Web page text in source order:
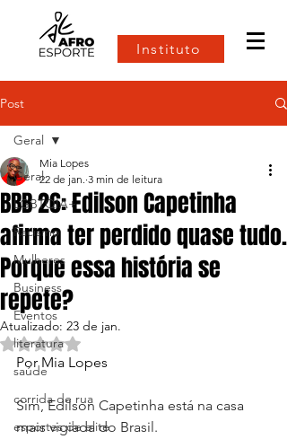
Instituto
Post
Geral
LGBTQIA+
Racismo
Mulheres
Business
Eventos
literatura
saúde
corrida de rua
esportes de elite
Geral
BBB 26: Edilson Capetinha
afirma ter perdido quase tudo.
Porque essa história se
repete?
Mia Lopes
22 de jan. 3 min de leitura
Atualizado: 23 de jan.
Avaliado com NaN de 5 estrelas.
Por Mia Lopes
Sim, Edílson Capetinha está na casa
mais vigiada do Brasil.